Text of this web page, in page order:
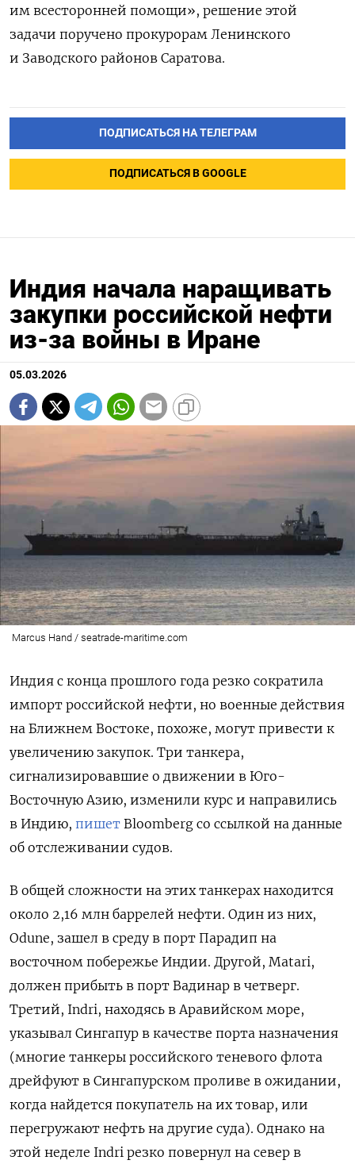
им всесторонней помощи», решение этой
задачи поручено прокурорам Ленинского
и Заводского районов Саратова.
ПОДПИСАТЬСЯ НА ТЕЛЕГРАМ
ПОДПИСАТЬСЯ В GOOGLE
Индия начала наращивать
закупки российской нефти
из-за войны в Иране
05.03.2026
Marcus Hand / seatrade-maritime.com
Индия с конца прошлого года резко сократила
импорт российской нефти, но военные действия
на Ближнем Востоке, похоже, могут привести к
увеличению закупок. Три танкера,
сигнализировавшие о движении в Юго-
Восточную Азию, изменили курс и направились
в Индию, пишет Bloomberg со ссылкой на данные
об отслеживании судов.
В общей сложности на этих танкерах находится
около 2,16 млн баррелей нефти. Один из них,
Odune, зашел в среду в порт Парадип на
восточном побережье Индии. Другой, Matari,
должен прибыть в порт Вадинар в четверг.
Третий, Indri, находясь в Аравийском море,
указывал Сингапур в качестве порта назначения
(многие танкеры российского теневого флота
дрейфуют в Сингапурском проливе в ожидании,
когда найдется покупатель на их товар, или
перегружают нефть на другие суда). Однако на
этой неделе Indri резко повернул на север в